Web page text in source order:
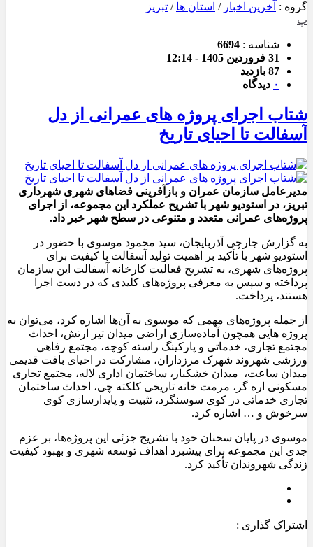
گروه : آخرین اخبار / استان ها / تبریز
پ
شناسه : 6694
31 فروردین 1405 - 12:14
87 بازدید
۰ دیدگاه
شتاب اجرای پروژه های عمرانی از دل
آسفالت تا احیای تاریخ
مدیرعامل سازمان عمران و بازآفرینی فضاهای شهری شهرداری
تبریز، در استودیو شهر با تشریح عملکرد این مجموعه، از اجرای
پروژه‌های عمرانی متعدد و متنوعی در سطح شهر خبر داد.
به گزارش جارچی آذربایجان، سید محمود موسوی با حضور در
استودیو شهر با تأکید بر اهمیت تولید آسفالت با کیفیت برای
پروژه‌های شهری، به تشریح فعالیت کارخانه آسفالت این سازمان
پرداخته و سپس به معرفی پروژه‌های کلیدی که در دست اجرا
هستند، پرداخت.
از جمله پروژه‌های مهمی که موسوی به آن‌ها اشاره کرد، می‌توان به
پروژه هایی همچون آماده‌سازی اراضی میدان تیر ارتش، احداث
مجتمع تجاری، خدماتی و پارکینگ راسته کوچه، مجتمع رفاهی
ورزشی شهروند شهرک مرزداران، مشارکت در احیای بافت قدیمی
میدان ساعت، میدان خشکبار، ساختمان اداری لاله، مجتمع تجاری
مسکونی اره گر، مرمت خانه تاریخی کلکته چی، احداث ساختمان
تجاری خدماتی در کوی سوسنگرد، تثبیت و پایدارسازی کوی
سرخوش و … اشاره کرد.
موسوی در پایان سخنان خود با تشریح جزئی این پروژه‌ها، بر عزم
جدی این مجموعه برای پیشبرد اهداف توسعه شهری و بهبود کیفیت
زندگی شهروندان تأکید کرد.
اشتراک گذاری :